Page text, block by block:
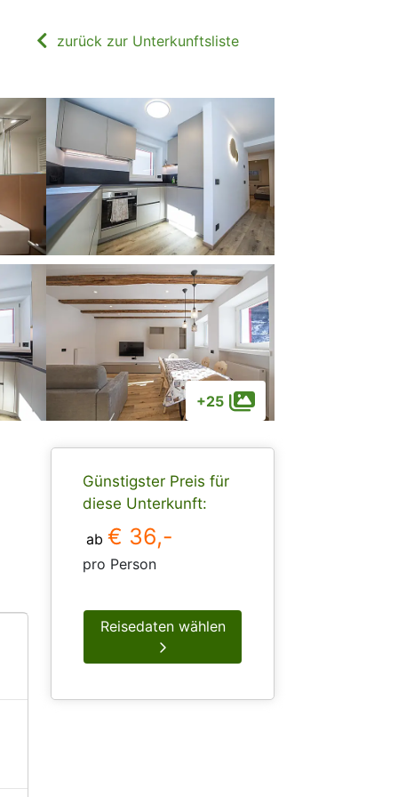
zurück zur Unterkunftsliste
+25
Günstigster Preis für
diese Unterkunft:
ab € 36,-
pro Person
Reisedaten wählen